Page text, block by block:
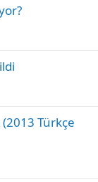
Türkçe